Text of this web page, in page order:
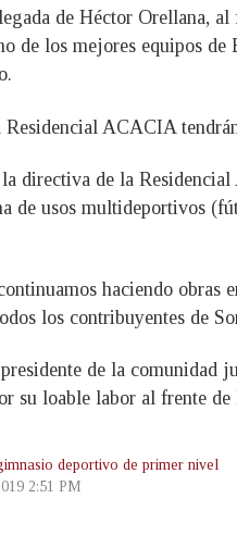
de Héctor Orellana,
de los mejores equipos
ACACIA
directiva de la
de usos multideportivos
haciendo obras
los contribuyentes de
de la comunidad
su loable labor al frente
deportivo de primer nivel
2:51 PM